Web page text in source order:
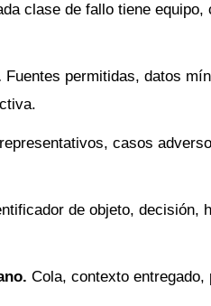
clase de fallo tiene
Fuentes permitidas, datos
casos
de objeto, decisión,
Cola, contexto